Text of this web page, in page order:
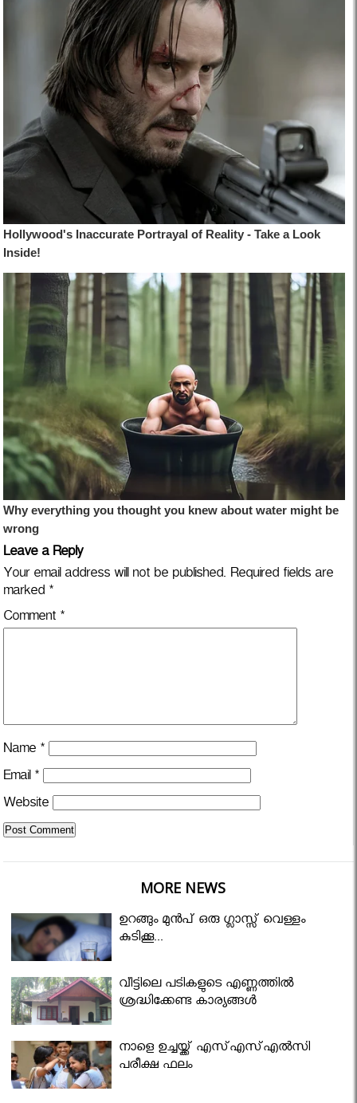
Leave a Reply
Your email address will not be published. Required fields are
marked *
Comment *
Name *
Email *
Website
MORE NEWS
ഉറങ്ങും മുന്‍പ് ഒരു ഗ്ലാസ്സ് വെള്ളം
കുടിക്കൂ...
വീട്ടിലെ പടികളുടെ എണ്ണത്തിൽ
ശ്രദ്ധിക്കേണ്ട കാര്യങ്ങൾ
നാളെ ഉച്ചയ്ക്ക് എസ്എസ്എല്‍സി
പരീക്ഷ ഫലം